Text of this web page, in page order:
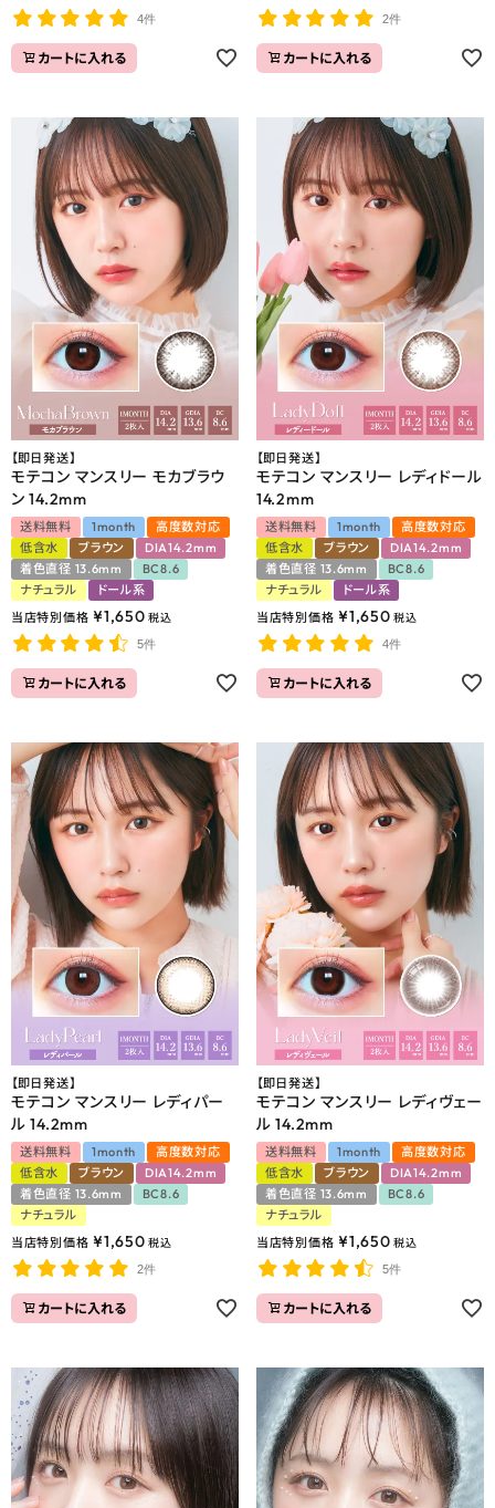
4件
カートに入れる
2件
カートに入れる
【即日発送】
モテコン マンスリー モカブラウ
ン 14.2mm
送料無料 1month
高度数対応
低含水
ブラウン
DIA14.2mm
着色直径 13.6mm
BC8.6
ナチュラル
ドール系
当店特別価格 ¥1,650 税込
5件
カートに入れる
【即日発送】
モテコン マンスリー レディドール
14.2mm
送料無料 1month
高度数対応
低含水
ブラウン
DIA14.2mm
着色直径 13.6mm
BC8.6
ナチュラル
ドール系
当店特別価格 ¥1,650 税込
4件
カートに入れる
【即日発送】
モテコン マンスリー レディパー
ル 14.2mm
送料無料 1month
高度数対応
低含水
ブラウン
DIA14.2mm
着色直径 13.6mm
BC8.6
ナチュラル
当店特別価格 ¥1,650 税込
2件
カートに入れる
【即日発送】
モテコン マンスリー レディヴェー
ル 14.2mm
送料無料 1month
高度数対応
低含水
ブラウン
DIA14.2mm
着色直径 13.6mm
BC8.6
ナチュラル
当店特別価格 ¥1,650 税込
5件
カートに入れる